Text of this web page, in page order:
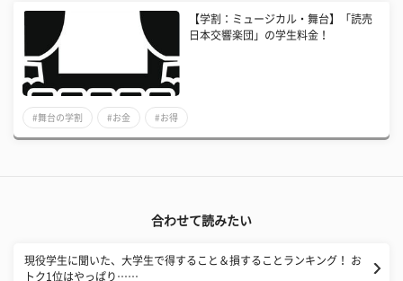
【学割：ミュージカル・舞台】「読売
日本交響楽団」の学生料金！
#舞台の学割 #お金 #お得
合わせて読みたい
現役学生に聞いた、大学生で得すること＆損することランキング！ お
トク1位はやっぱり……